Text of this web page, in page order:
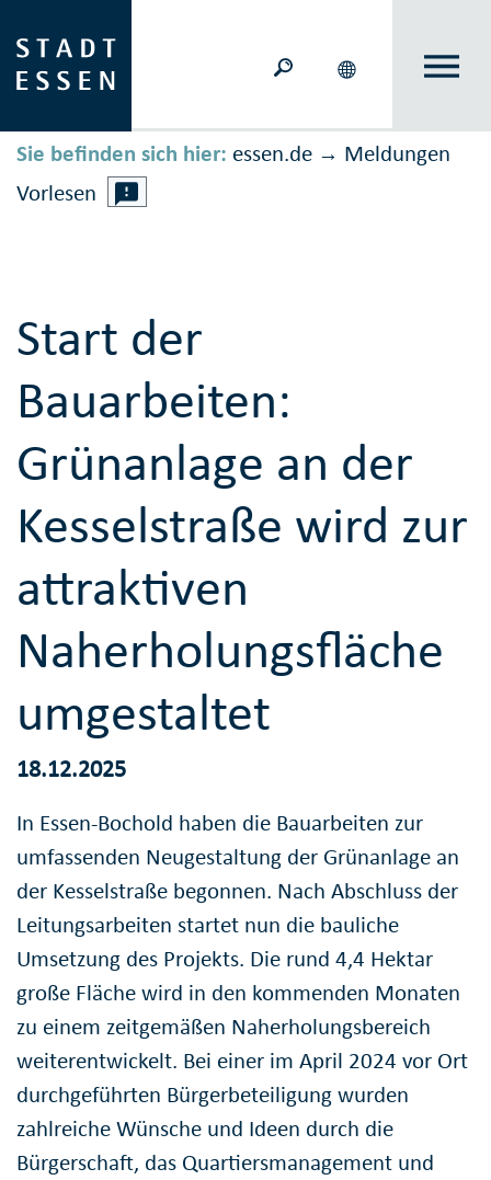
Sie befinden sich hier: essen.de → Meldungen
Vorlesen
Start der
Bauarbeiten:
Grünanlage an der
Kesselstraße wird zur
attraktiven
Naherholungsfläche
umgestaltet
18.12.2025
In Essen-Bochold haben die Bauarbeiten zur
umfassenden Neugestaltung der Grünanlage an
der Kesselstraße begonnen. Nach Abschluss der
Leitungsarbeiten startet nun die bauliche
Umsetzung des Projekts. Die rund 4,4 Hektar
große Fläche wird in den kommenden Monaten
zu einem zeitgemäßen Naherholungsbereich
weiterentwickelt. Bei einer im April 2024 vor Ort
durchgeführten Bürgerbeteiligung wurden
zahlreiche Wünsche und Ideen durch die
Bürgerschaft, das Quartiersmanagement und